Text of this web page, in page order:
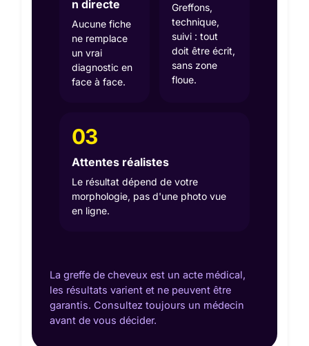
n directe
Aucune fiche
ne remplace
un vrai
diagnostic en
face à face.
Greffons,
technique,
suivi : tout
doit être écrit,
sans zone
floue.
03
Attentes réalistes
Le résultat dépend de votre
morphologie, pas d'une photo vue
en ligne.
La greffe de cheveux est un acte médical,
les résultats varient et ne peuvent être
garantis. Consultez toujours un médecin
avant de vous décider.